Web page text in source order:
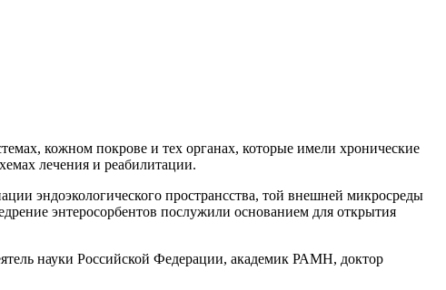
кожном покрове и тех органах, которые имели хронические
лечения и реабилитации.
эндоэкологического пространсства, той внешней микросреды
энтеросорбентов послужили основанием для открытия
науки Российской Федерации, академик РАМН, доктор